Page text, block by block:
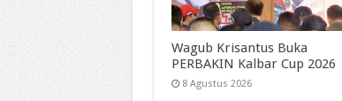
Wagub Krisantus Buka
PERBAKIN Kalbar Cup 2026
8 Agustus 2026